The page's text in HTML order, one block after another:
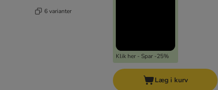
6 varianter
Klik her - Spar -25%
Læg i kurv